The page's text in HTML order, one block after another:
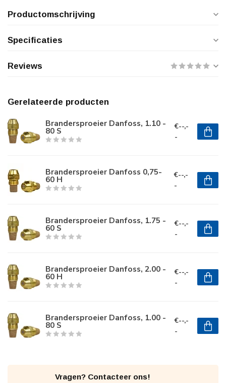
Productomschrijving
Specificaties
Reviews
Gerelateerde producten
Brandersproeier Danfoss, 1.10 -
80 S
€--,-
-
Brandersproeier Danfoss 0,75-
60 H
€--,-
-
Brandersproeier Danfoss, 1.75 -
60 S
€--,-
-
Brandersproeier Danfoss, 2.00 -
60 H
€--,-
-
Brandersproeier Danfoss, 1.00 -
80 S
€--,-
-
Vragen? Contacteer ons!